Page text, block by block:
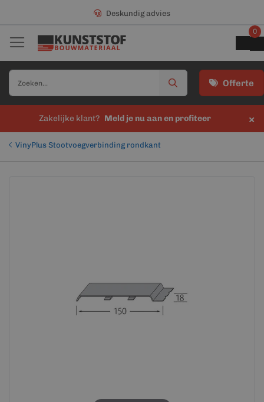
Deskundig advies
Offerte
0
Zakelijke klant? Meld je nu aan en profiteer ×
VinyPlus Stootvoegverbinding rondkant